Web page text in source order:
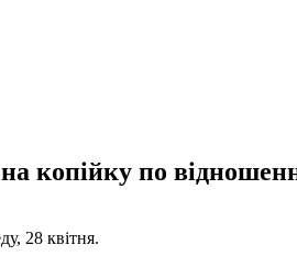
копійку по
28 квітня.